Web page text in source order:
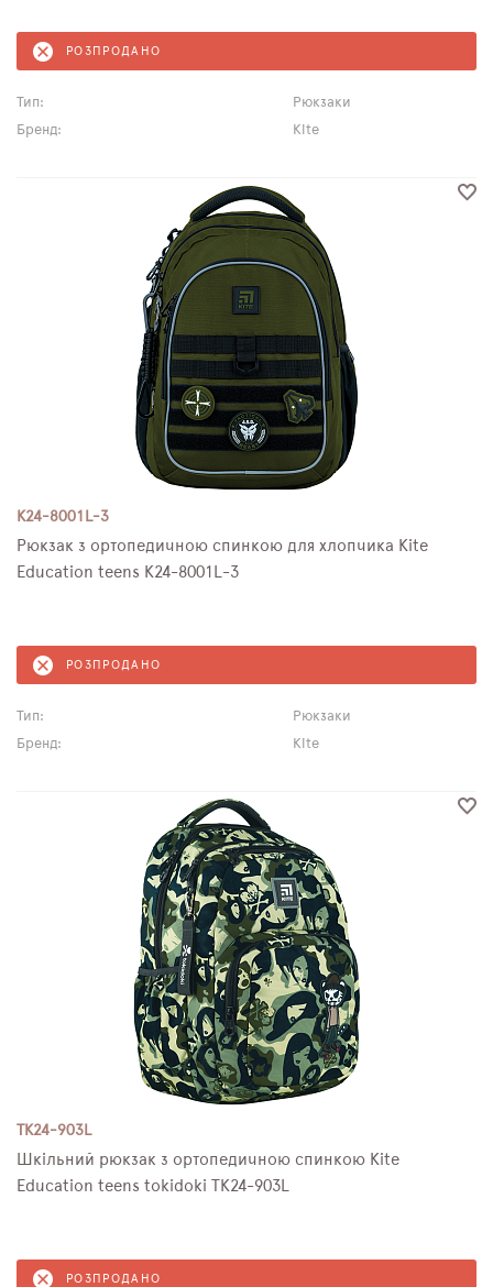
РОЗПРОДАНО
Тип:
Рюкзаки
Бренд:
Kite
K24-8001L-3
Рюкзак з ортопедичною спинкою для хлопчика Kite
Education teens K24-8001L-3
РОЗПРОДАНО
Тип:
Рюкзаки
Бренд:
Kite
TK24-903L
Шкільний рюкзак з ортопедичною спинкою Kite
Education teens tokidoki TK24-903L
РОЗПРОДАНО